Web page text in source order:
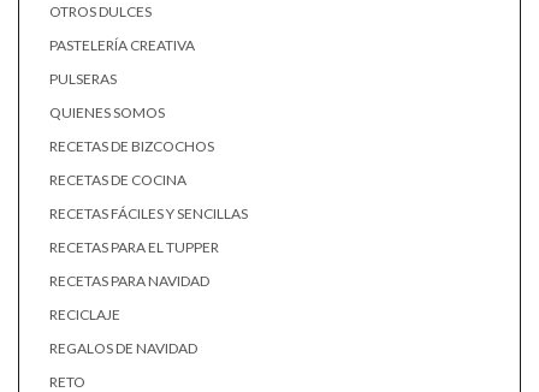
OTROS DULCES
PASTELERÍA CREATIVA
PULSERAS
QUIENES SOMOS
RECETAS DE BIZCOCHOS
RECETAS DE COCINA
RECETAS FÁCILES Y SENCILLAS
RECETAS PARA EL TUPPER
RECETAS PARA NAVIDAD
RECICLAJE
REGALOS DE NAVIDAD
RETO